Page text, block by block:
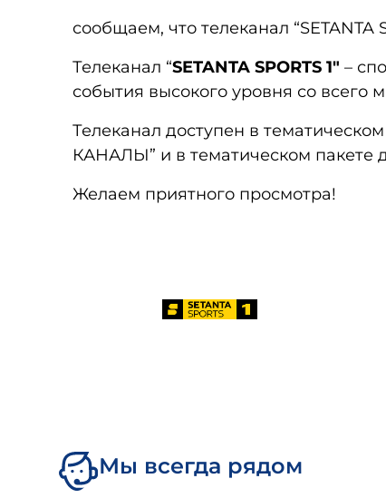
сообщаем, что телеканал “SETANTA
Телеканал “SETANTA SPORTS 1″ –
события высокого уровня со всего
Телеканал доступен в
КАНАЛЫ” и в тематическом
Желаем приятного просмотра!
Мы всегда рядом